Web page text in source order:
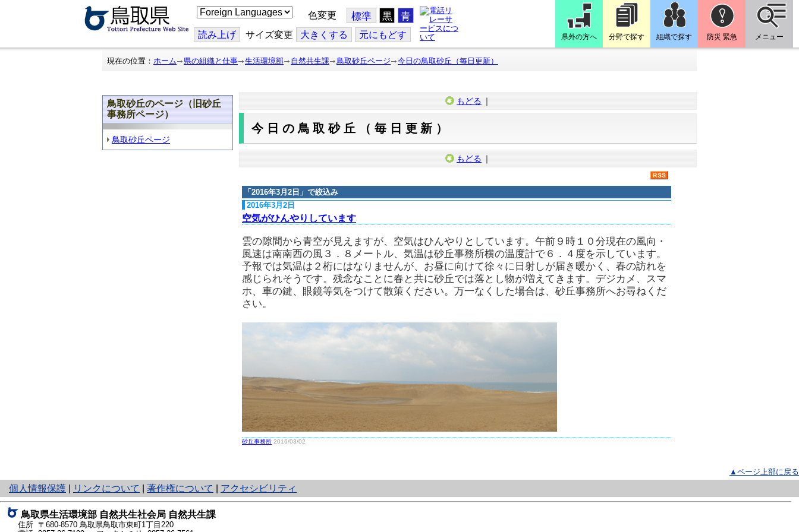
こ
の
ジ
を
翻
色変更 標準 黒 青
読み上げ サイズ変更 大きくする 元にもどす 県外の方へ 分野で探す 組織で探す 防災 緊急 メニュー
現在の位置： ホーム 県の組織と仕事 生活環境部 自然共生課 鳥取砂丘ページ 今日の鳥取砂丘（毎日更新）
鳥取砂丘のページ（旧砂丘
事務所ページ）
鳥取砂丘ページ
もどる ｜
今日の鳥取砂丘（毎日更新）
もどる ｜
「 2016年3月2日 」で絞込み
2016年3月2日
空気がひんやりしています
雲の隙間から青空が見えますが、空気はひんやりとしています。午前９時１０分現在の風向・
風速は南南西の風３．８メートル、気温は砂丘事務所横の温度計で６．４度を示しています。
予報では気温は２桁にはなりませんが、お昼に向けて徐々に日射しが届き暖かく、春の訪れを
感じられそうです。残念なことに春と共に砂丘では落とし物が増えてきます。デジカメ、スマ
ホ、車の鍵、眼鏡等気をつけて散策ください。万一なくした場合は、砂丘事務所へお尋ねくだ
さい。
砂丘事務所 2016/03/02
▲ページ上部に戻る
個人情報保護
と
り
ネ
ッ
リンクについて 著作権について アクセシビリティ
鳥取県生活環境部 自然共生社会局 自然共生課
住所 〒680-8570 鳥取県鳥取市東町1丁目220